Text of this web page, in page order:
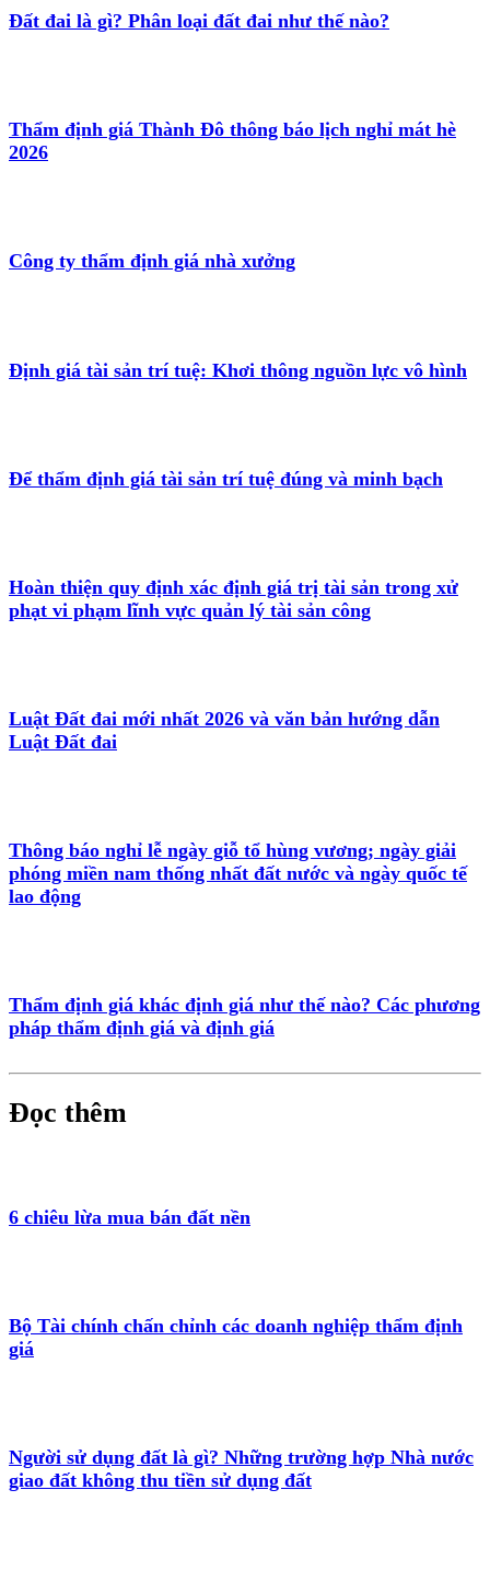
Đất đai là gì? Phân loại đất đai như thế nào?
Thẩm định giá Thành Đô thông báo lịch nghỉ mát hè
2026
Công ty thẩm định giá nhà xưởng
Định giá tài sản trí tuệ: Khơi thông nguồn lực vô hình
Để thẩm định giá tài sản trí tuệ đúng và minh bạch
Hoàn thiện quy định xác định giá trị tài sản trong xử
phạt vi phạm lĩnh vực quản lý tài sản công
Luật Đất đai mới nhất 2026 và văn bản hướng dẫn
Luật Đất đai
Thông báo nghỉ lễ ngày giỗ tổ hùng vương; ngày giải
phóng miền nam thống nhất đất nước và ngày quốc tế
lao động
Thẩm định giá khác định giá như thế nào? Các phương
pháp thẩm định giá và định giá
Đọc thêm
6 chiêu lừa mua bán đất nền
Bộ Tài chính chấn chỉnh các doanh nghiệp thẩm định
giá
Người sử dụng đất là gì? Những trường hợp Nhà nước
giao đất không thu tiền sử dụng đất